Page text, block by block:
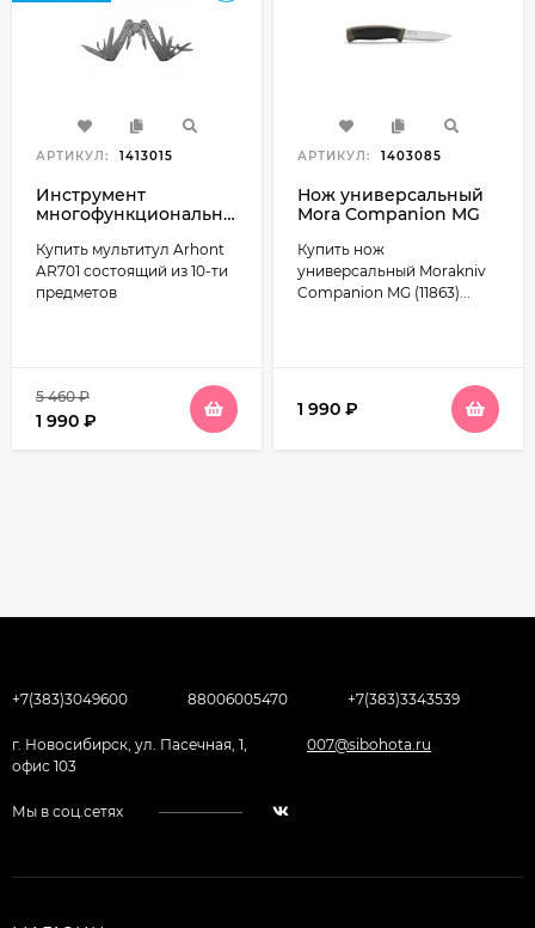
АРТИКУЛ: 1413015
Инструмент
многофункциональный
Cr7
Купить мультитул Arhont
AR701 состоящий из 10-ти
предметов
5 460₽
1 990 ₽
АРТИКУЛ: 1403085
Нож универсальный
Mora Companion MG
цвет хаки
Купить нож
универсальный Morakniv
Companion MG (11863)...
1 990 ₽
+7(383)3049600 88006005470 +7(383)3343539
г. Новосибирск, ул. Пасечная, 1,
офис 103
007@sibohota.ru
Мы в соц.сетях